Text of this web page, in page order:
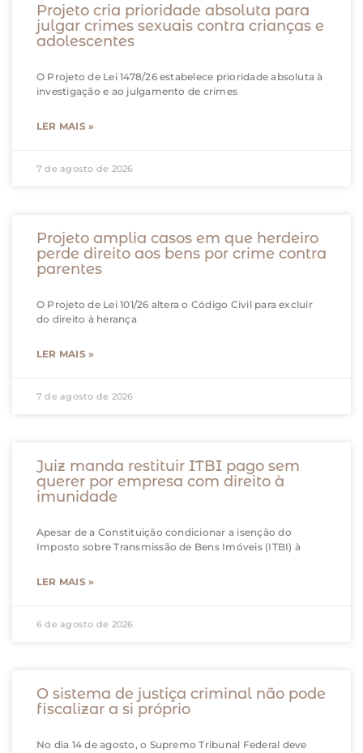
Projeto cria prioridade absoluta para
julgar crimes sexuais contra crianças e
adolescentes
O Projeto de Lei 1478/26 estabelece prioridade absoluta à
investigação e ao julgamento de crimes
LER MAIS »
7 de agosto de 2026
Projeto amplia casos em que herdeiro
perde direito aos bens por crime contra
parentes
O Projeto de Lei 101/26 altera o Código Civil para excluir
do direito à herança
LER MAIS »
7 de agosto de 2026
Juiz manda restituir ITBI pago sem
querer por empresa com direito à
imunidade
Apesar de a Constituição condicionar a isenção do
Imposto sobre Transmissão de Bens Imóveis (ITBI) à
LER MAIS »
6 de agosto de 2026
O sistema de justiça criminal não pode
fiscalizar a si próprio
No dia 14 de agosto, o Supremo Tribunal Federal deve